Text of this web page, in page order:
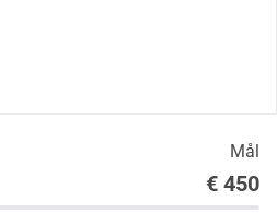
Mål
€ 450